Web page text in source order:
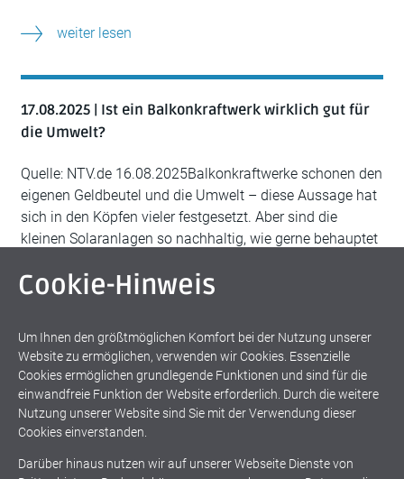
weiter lesen
17.08.2025 | Ist ein Balkonkraftwerk wirklich gut für
die Umwelt?
Quelle: NTV.de 16.08.2025Balkonkraftwerke schonen den
eigenen Geldbeutel und die Umwelt – diese Aussage hat
sich in den Köpfen vieler festgesetzt. Aber sind die
kleinen Solaranlagen so nachhaltig, wie gerne behauptet
Ökostrom direkt von der eigenen Terrasse oder dem
weiter lesen
Cookie-Hinweis
Um Ihnen den größtmöglichen Komfort bei der Nutzung unserer
Website zu ermöglichen, verwenden wir Cookies. Essenzielle
Cookies ermöglichen grundlegende Funktionen und sind für die
einwandfreie Funktion der Website erforderlich. Durch die weitere
Nutzung unserer Website sind Sie mit der Verwendung dieser
Cookies einverstanden.
Darüber hinaus nutzen wir auf unserer Webseite Dienste von